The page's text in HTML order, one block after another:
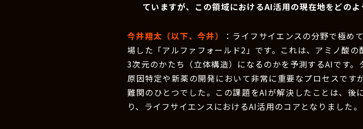
ていますが、この領域におけるAI活用の現在地をどのよ
今井翔太（以下、今井）
：ライフサイエンスの分野で極め
場した「アルファフォールド2」です。これは、アミノ酸
3次元のかたち（立体構造）になるのかを予測するAIです
原因特定や新薬の開発において非常に重要なプロセスで
難関のひとつでした。この課題をAIが解決したことは、後
り、ライフサイエンスにおけるAI活用のコアとなりました。